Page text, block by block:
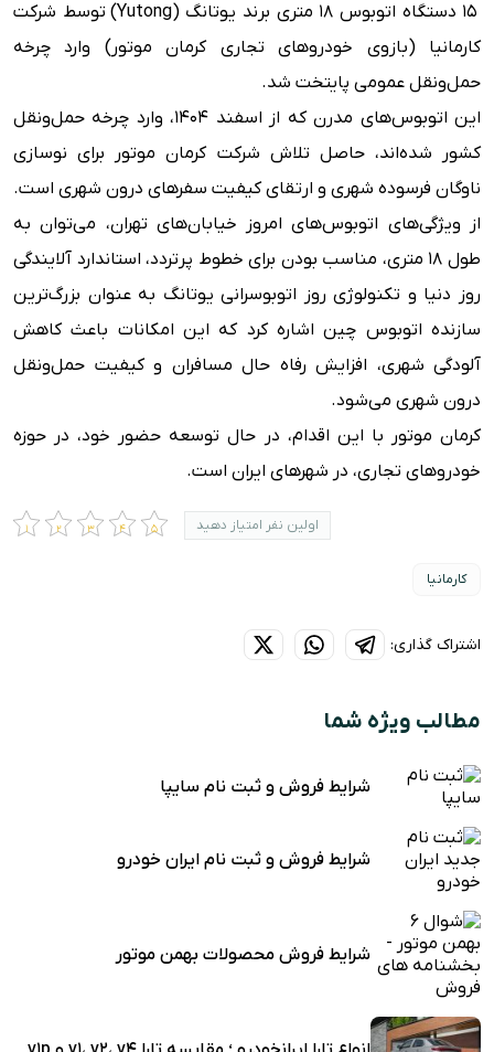
۱۵ دستگاه اتوبوس ۱۸ متری برند یوتانگ (Yutong) توسط شرکت
کارمانیا (بازوی خودروهای تجاری کرمان موتور) وارد چرخه
حمل‌ونقل عمومی پایتخت شد.
این اتوبوس‌های مدرن که از اسفند ۱۴۰۴، وارد چرخه حمل‌ونقل
کشور شده‌اند، حاصل تلاش شرکت کرمان موتور برای نوسازی
ناوگان فرسوده شهری و ارتقای کیفیت سفرهای درون‌ شهری است.
از ویژگی‌های اتوبوس‌های امروز خیابان‌های تهران، می‌توان به
طول ۱۸ متری، مناسب بودن برای خطوط پرتردد، استاندارد آلایندگی
روز دنیا و تکنولوژی روز اتوبوسرانی یوتانگ به عنوان بزرگ‌ترین
سازنده اتوبوس چین اشاره کرد که این امکانات باعث کاهش
آلودگی شهری، افزایش رفاه حال مسافران و کیفیت حمل‌ونقل
درون شهری می‌شود.
کرمان موتور با این اقدام، در حال توسعه حضور خود، در حوزه
خودروهای تجاری، در شهرهای ایران است.
اولین نفر امتیاز دهید
کارمانیا
اشتراک گذاری:
مطالب ویژه شما
شرایط فروش و ثبت نام سایپا
شرایط فروش و ثبت نام ایران خودرو
شرایط فروش محصولات بهمن موتور